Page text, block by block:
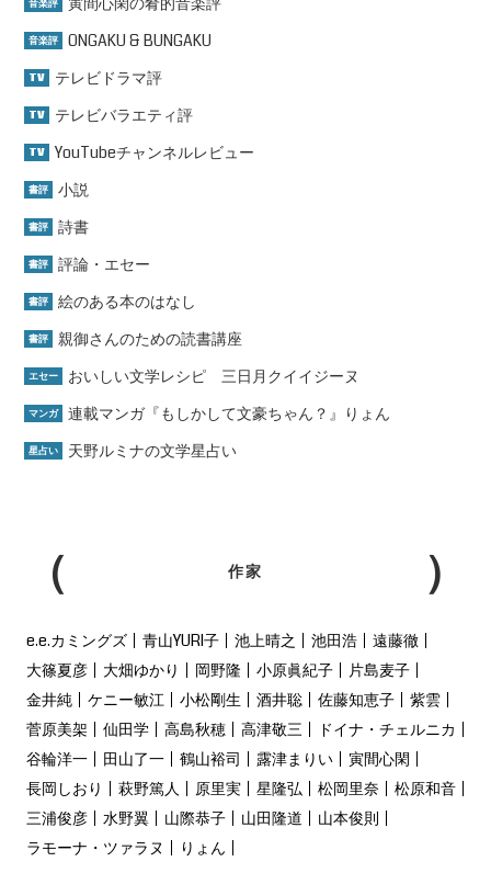
音楽評
音楽評 ONGAKU & BUNGAKU
TV テレビドラマ評
TV テレビバラエティ評
TV YouTubeチャンネルレビュー
書評 小説
書評 詩書
書評 評論・エセー
書評 絵のある本のはなし
書評 親御さんのための読書講座
エセー おいしい文学レシピ 三日月クイイジーヌ
マンガ 連載マンガ『もしかして文豪ちゃん？』りょん
星占い 天野ルミナの文学星占い
作家
e.e.カミングズ 青山YURI子 池上晴之 池田浩
遠藤徹
大篠夏彦
大畑ゆかり 岡野隆 小原眞紀子
片島麦子
金井純
ケニー敏江 小松剛生 酒井聡 佐藤知恵子
紫雲
菅原美架
仙田学 高島秋穂 高津敬三
ドイナ・チェルニカ
谷輪洋一
田山了一 鶴山裕司 露津まりい
寅間心閑
長岡しおり
萩野篤人 原里実 星隆弘 松岡里奈
松原和音
三浦俊彦
水野翼 山際恭子 山田隆道
山本俊則
ラモーナ・ツァラヌ
りょん